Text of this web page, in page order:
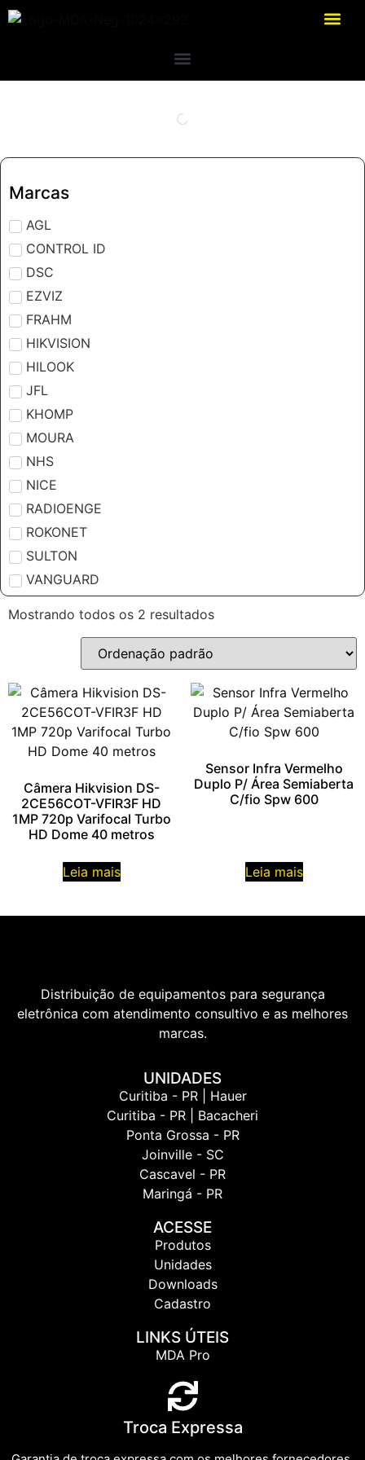
Marcas
AGL
CONTROL ID
DSC
EZVIZ
FRAHM
HIKVISION
HILOOK
JFL
KHOMP
MOURA
NHS
NICE
RADIOENGE
ROKONET
SULTON
VANGUARD
Mostrando todos os 2 resultados
Câmera Hikvision DS-
2CE56COT-VFIR3F HD
1MP 720p Varifocal Turbo
HD Dome 40 metros
Leia mais
Sensor Infra Vermelho
Duplo P/ Área Semiaberta
C/fio Spw 600
Leia mais
Distribuição de equipamentos para segurança
eletrônica com atendimento consultivo e as melhores
marcas.
UNIDADES
Curitiba - PR | Hauer
Curitiba - PR | Bacacheri
Ponta Grossa - PR
Joinville - SC
Cascavel - PR
Maringá - PR
ACESSE
Produtos
Unidades
Downloads
Cadastro
LINKS ÚTEIS
MDA Pro
Troca Expressa